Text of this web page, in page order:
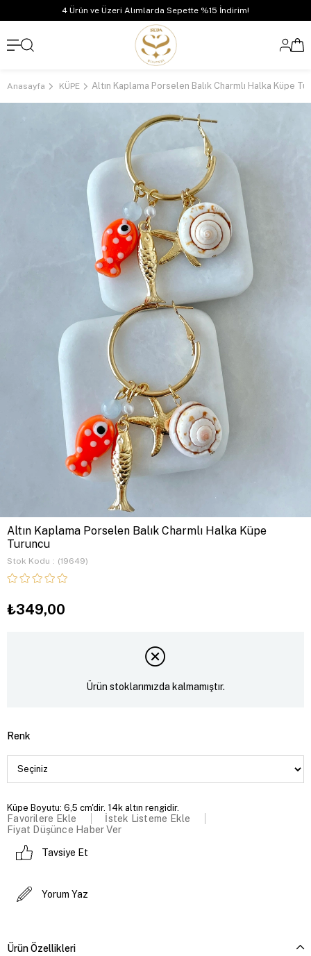
4 Ürün ve Üzeri Alımlarda Sepette %15 İndirim!
Anasayfa KÜPE
Altın Kaplama Porselen Balık Charmlı Halka Küpe
Turuncu
Stok Kodu (19649)
₺349,00
Ürün stoklarımızda kalmamıştır.
Renk
Küpe Boyutu: 6,5 cm'dir. 14k altın rengidir.
Favorilere Ekle
İstek Listeme Ekle
Fiyat Düşünce Haber Ver
Tavsiye Et
Yorum Yaz
Ürün Özellikleri